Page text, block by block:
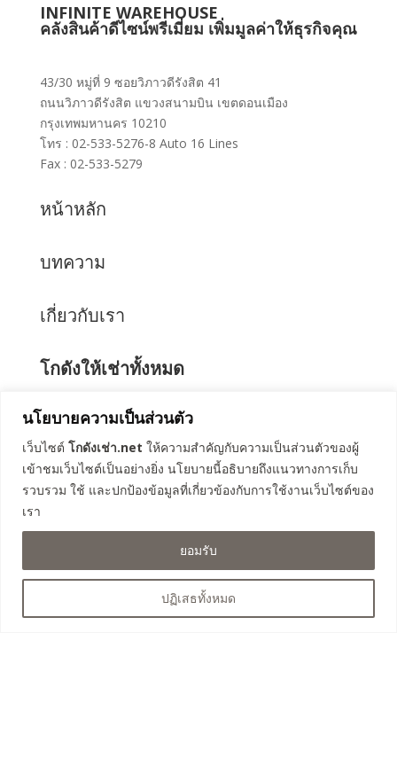
นโยบายความเป็นส่วนตัว
เว็บไซต์ โกดังเช่า.net ให้ความสำคัญกับความเป็นส่วนตัวของผู้
เข้าชมเว็บไซต์เป็นอย่างยิ่ง นโยบายนี้อธิบายถึงแนวทางการเก็บ
รวบรวม ใช้ และปกป้องข้อมูลที่เกี่ยวข้องกับการใช้งานเว็บไซต์ของ
เรา
ปฏิเสธทั้งหมด
ยอมรับ
INFINITE WAREHOUSE
คลังสินค้าดีไซน์พรีเมี่ยม เพิ่มมูลค่าให้ธุรกิจคุณ
43/30 หมู่ที่ 9 ซอยวิภาวดีรังสิต 41
ถนนวิภาวดีรังสิต แขวงสนามบิน เขตดอนเมือง
กรุงเทพมหานคร 10210
โทร : 02-533-5276-8 Auto 16 Lines
Fax : 02-533-5279
หน้าหลัก
บทความ
เกี่ยวกับเรา
โกดังให้เช่าทั้งหมด
โกดังคลอง 3 ธัญบุรี (เฟส 1)
โกดังคลอง 4 ลำลูกกา 67
โกดังคลอง 4 ลำลูกกา 69
โกดังรังสิต-นครนายก 57
โกดังคลอง 8 ลำลูกกา